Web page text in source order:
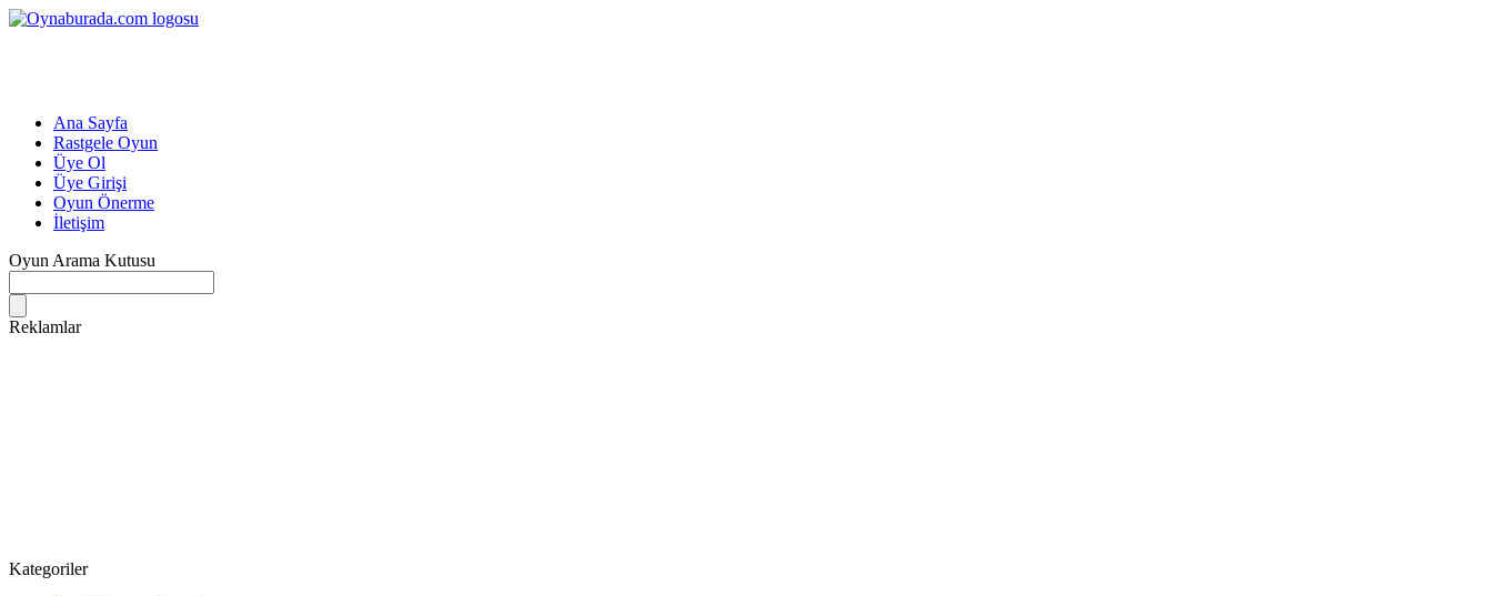
Ana Sayfa
Rastgele Oyun
Üye Ol
Üye Girişi
Oyun Önerme
İletişim
Oyun Arama Kutusu
Reklamlar
Kategoriler